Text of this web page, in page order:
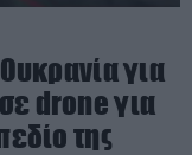
για
drone για
της